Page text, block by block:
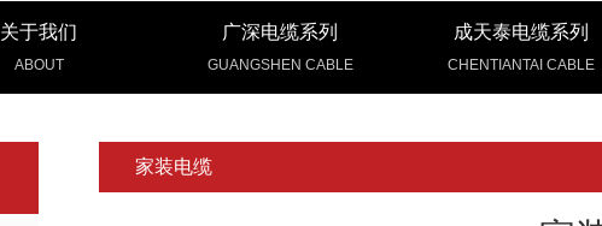
关于我们
ABOUT
广深电缆系列
GUANGSHEN CABLE
成天泰电缆系列
CHENTIANTAI CABLE
家装电缆